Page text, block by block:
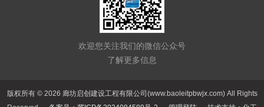
欢迎您关注我们的微信公众号
了解更多信息
版权所有 © 2026 廊坊启创建设工程有限公司(www.baoleitpbwjx.com) All Rights